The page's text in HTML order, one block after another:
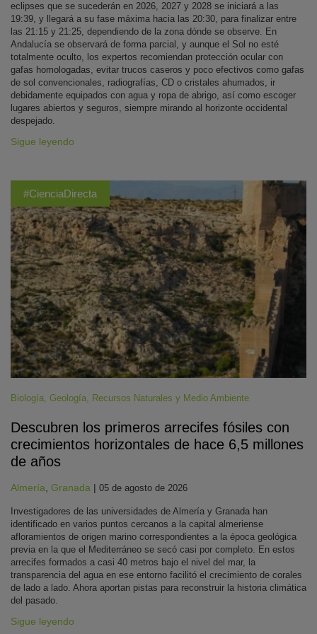
eclipses que se sucederán en 2026, 2027 y 2028 se iniciará a las
19:39, y llegará a su fase máxima hacia las 20:30, para finalizar entre
las 21:15 y 21:25, dependiendo de la zona dónde se observe. En
Andalucía se observará de forma parcial, y aunque el Sol no esté
totalmente oculto, los expertos recomiendan protección ocular con
gafas homologadas, evitar trucos caseros y poco efectivos como gafas
de sol convencionales, radiografías, CD o cristales ahumados, ir
debidamente equipados con agua y ropa de abrigo, así como escoger
lugares abiertos y seguros, siempre mirando al horizonte occidental
despejado.
Sigue leyendo
#CienciaDirecta
Biología, Geología, Recursos Naturales y Medio Ambiente
Descubren los primeros arrecifes fósiles con
crecimientos horizontales de hace 6,5 millones
de años
Almería, Granada | 05 de agosto de 2026
Investigadores de las universidades de Almería y Granada han
identificado en varios puntos cercanos a la capital almeriense
afloramientos de origen marino correspondientes a la época geológica
previa en la que el Mediterráneo se secó casi por completo. En estos
arrecifes formados a casi 40 metros bajo el nivel del mar, la
transparencia del agua en ese entorno facilitó el crecimiento de corales
de lado a lado. Ahora aportan pistas para reconstruir la historia climática
del pasado.
Sigue leyendo